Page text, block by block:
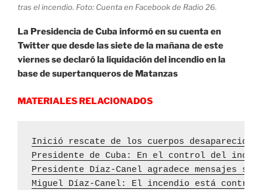
tras el incendio. Foto: Cuenta en Facebook de Radio 26.
La Presidencia de Cuba informó en su cuenta en
Twitter que desde las siete de la mañana de este
viernesse declaró la liquidación del incendio en la
base de supertanqueros de Matanzas
MATERIALES RELACIONADOS
Inició rescate de los cuerpos desaparecidos
Presidente de Cuba: En el control del
Presidente Díaz-Canel agradece mensajes
Miguel Díaz-Canel: El incendio está